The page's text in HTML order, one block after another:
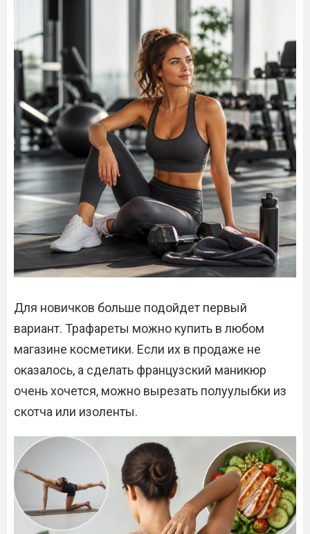
Для новичков больше подойдет первый
вариант. Трафареты можно купить в любом
магазине косметики. Если их в продаже не
оказалось, а сделать французский маникюр
очень хочется, можно вырезать полуулыбки из
скотча или изоленты.